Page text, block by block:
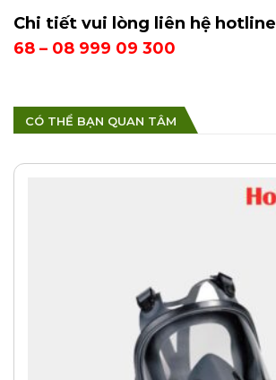
Chi tiết vui lòng liên hệ hotline
68 – 08 999 09 300
CÓ THỂ BẠN QUAN TÂM